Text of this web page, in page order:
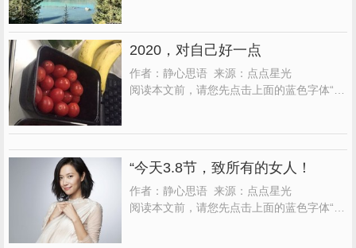
就像长了翅膀一样， 飞逝而过， 任你如何努
力都拉不住， 唯有仔细打点分分秒秒， 充
实...
2020，对自己好一点
作者：静心思语 来源：点点星光
阅读本文前，请您先点击上面的蓝色字体“点
有的心潮起伏， 这一年无论过的怎么样， 是
快...
“今天3.8节，致所有的女人！
作者：静心思语 来源：点点星光
阅读本文前，请您先点击上面的蓝色字体“点